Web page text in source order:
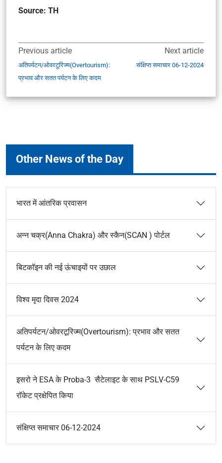
Source: TH
Previous article
अतिपर्यटन/ओवरटूरिज्म(Overtourism):
प्रभाव और सतत पर्यटन के लिए कदम
Next article
संक्षिप्त समाचार 06-12-2024
Other News of the Day
भारत में आंतरिक प्रवासन
अन्न चक्र(Anna Chakra) और स्कैन(SCAN ) पोर्टल
बिटकॉइन की नई ऊंचाइयों पर उछाल
विश्व मृदा दिवस 2024
अतिपर्यटन/ओवरटूरिज्म(Overtourism): प्रभाव और सतत
पर्यटन के लिए कदम
इसरो ने ESA के Proba-3 सैटेलाइट के साथ PSLV-C59
रॉकेट प्रक्षेपित किया
संक्षिप्त समाचार 06-12-2024